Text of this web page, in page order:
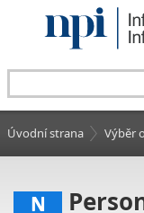
Úvodní strana Výběr
N